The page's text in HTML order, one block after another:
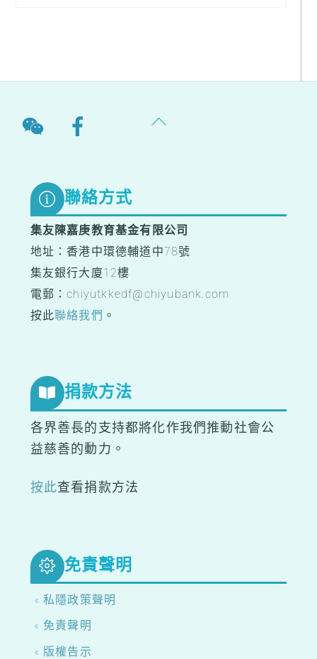
Back
聯絡方式
集友陳嘉庚教育基金有限公司
地址：香港中環德輔道中78號
集友銀行大廈12樓
電郵：chiyutkkedf@chiyubank.com
按此聯絡我們 。
捐款方法
各界善長的支持都將化作我們推動社會公
益慈善的動力。
按此查看捐款方法
免責聲明
« 私隱政策聲明
« 免責聲明
« 版權告示